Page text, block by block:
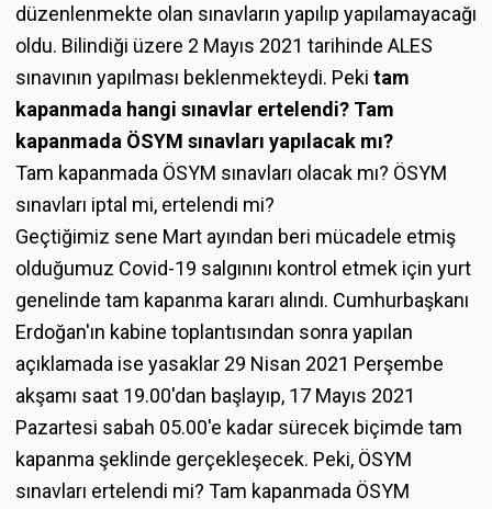
düzenlenmekte olan sınavların yapılıp yapılamayacağı
oldu. Bilindiği üzere 2 Mayıs 2021 tarihinde ALES
sınavının yapılması beklenmekteydi. Peki tam
kapanmada hangi sınavlar ertelendi? Tam
kapanmada ÖSYM sınavları yapılacak mı?
Tam kapanmada ÖSYM sınavları olacak mı? ÖSYM
sınavları iptal mi, ertelendi mi?
Geçtiğimiz sene Mart ayından beri mücadele etmiş
olduğumuz Covid-19 salgınını kontrol etmek için yurt
genelinde tam kapanma kararı alındı. Cumhurbaşkanı
Erdoğan'ın kabine toplantısından sonra yapılan
açıklamada ise yasaklar 29 Nisan 2021 Perşembe
akşamı saat 19.00'dan başlayıp, 17 Mayıs 2021
Pazartesi sabah 05.00'e kadar sürecek biçimde tam
kapanma şeklinde gerçekleşecek. Peki, ÖSYM
sınavları ertelendi mi? Tam kapanmada ÖSYM